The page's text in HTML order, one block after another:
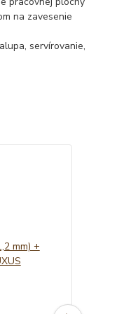
na zavesenie
servírovanie,